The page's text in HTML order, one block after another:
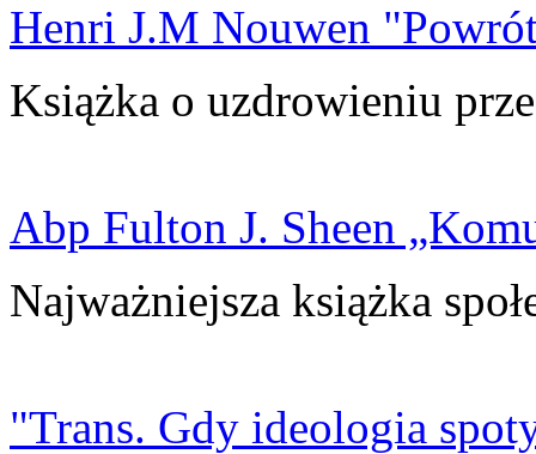
Henri J.M Nouwen
Książka o uzdrowieniu
Abp Fulton J. Sheen
Najważniejsza książka
"Trans. Gdy ideologia